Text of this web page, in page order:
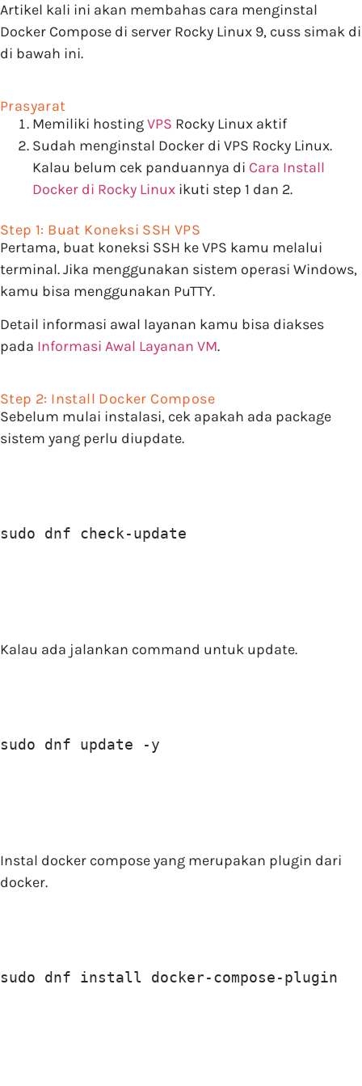
Artikel kali ini akan membahas cara menginstal
Docker Compose di server Rocky Linux 9, cuss simak di
di bawah ini.
Prasyarat
Memiliki hostingVPS Rocky Linux aktif
Sudah menginstal Docker di VPS Rocky Linux.
Kalau belum cek panduannya di Cara Install
Docker di Rocky Linux ikuti step 1 dan 2.
Step 1: Buat Koneksi SSH VPS
Pertama, buat koneksi SSH ke VPS kamu melalui
terminal. Jika menggunakan sistem operasi Windows,
kamu bisa menggunakan PuTTY.
Detail informasi awal layanan kamu bisa diakses
pada Informasi Awal Layanan VM.
Step 2: Install Docker Compose
Sebelum mulai instalasi, cek apakah ada package
sistem yang perlu diupdate.
sudo dnf check-update
Kalau ada jalankan command untuk update.
sudo dnf update -y
Instal docker compose yang merupakan plugin dari
docker.
sudo dnf install docker-compose-plugin